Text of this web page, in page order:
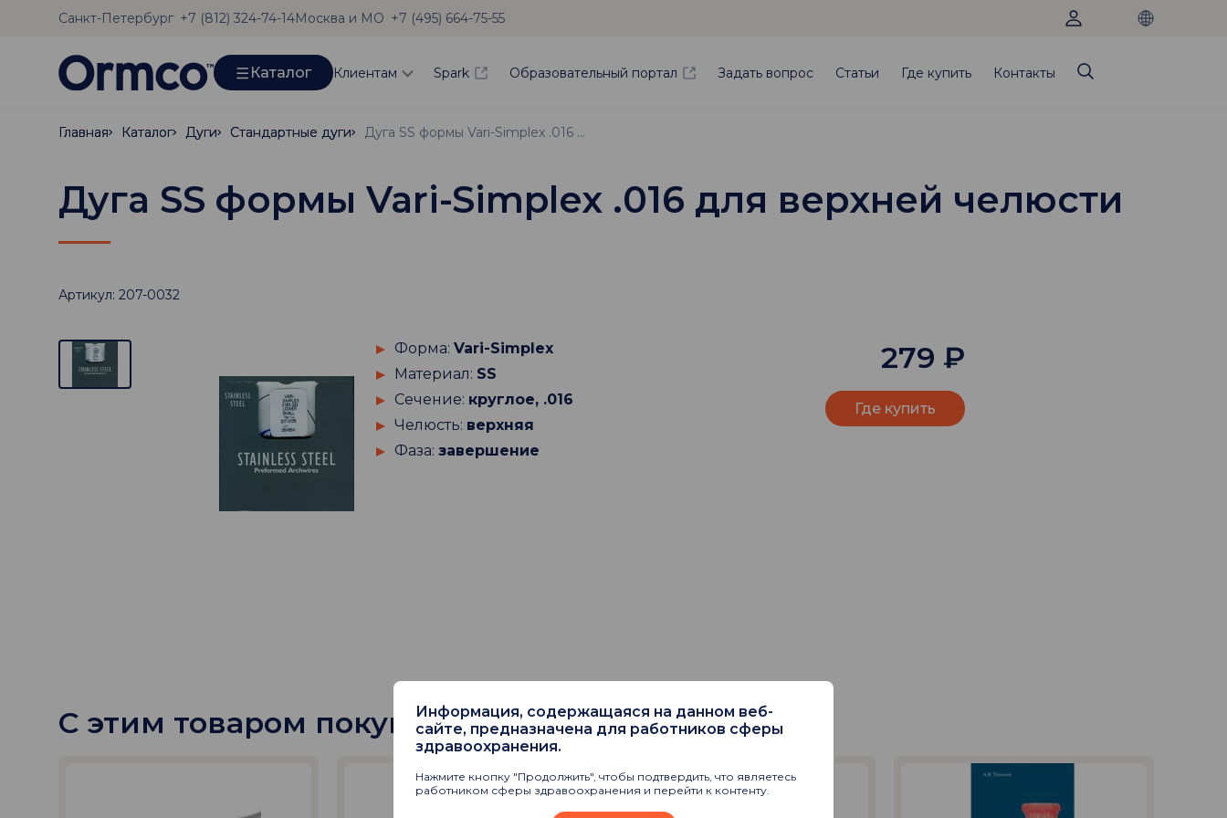
Санкт-Петербург +7 (812) 324-74-14Москва и МО +7 (495) 664-75-55
Каталог Клиентам Spark Образовательный портал Задать вопрос Статьи Где купить Контакты
Главная
Главная Каталог
Каталог Дуги
Дуги Стандартные дуги
Стандартные дуги Дуга SS формы Vari-Simplex .016 для верхней челюсти
Дуга SS формы Vari-Simplex .016 для верхней челюсти
Артикул: 207-0032
Форма:Vari-Simplex
Материал: SS
Сечение: круглое, .016
Челюсть: верхняя
Фаза:завершение
279 ₽
Где купить
С этим товаром покупаютИнформация, содержащаяся на данном веб-
сайте, предназначена для работников сферы
здравоохранения.
Нажмите кнопку "Продолжить", чтобы подтвердить, что являетесь
работником сферы здравоохранения и перейти к контенту.